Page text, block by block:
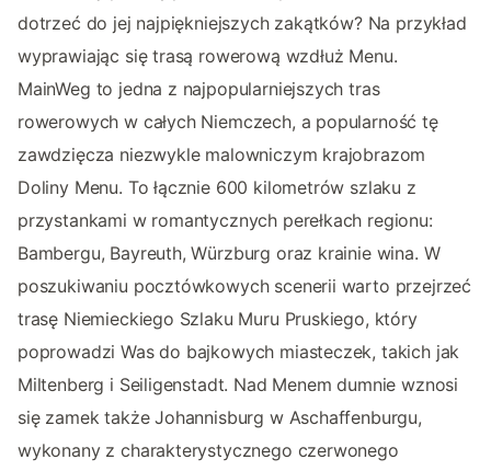
dotrzeć do jej najpiękniejszych zakątków? Na przykład
wyprawiając się trasą rowerową wzdłuż Menu.
MainWeg to jedna z najpopularniejszych tras
rowerowych w całych Niemczech, a popularność tę
zawdzięcza niezwykle malowniczym krajobrazom
Doliny Menu. To łącznie 600 kilometrów szlaku z
przystankami w romantycznych perełkach regionu:
Bambergu, Bayreuth, Würzburg oraz krainie wina. W
poszukiwaniu pocztówkowych scenerii warto przejrzeć
trasę Niemieckiego Szlaku Muru Pruskiego, który
poprowadzi Was do bajkowych miasteczek, takich jak
Miltenberg i Seiligenstadt. Nad Menem dumnie wznosi
się zamek także Johannisburg w Aschaffenburgu,
wykonany z charakterystycznego czerwonego